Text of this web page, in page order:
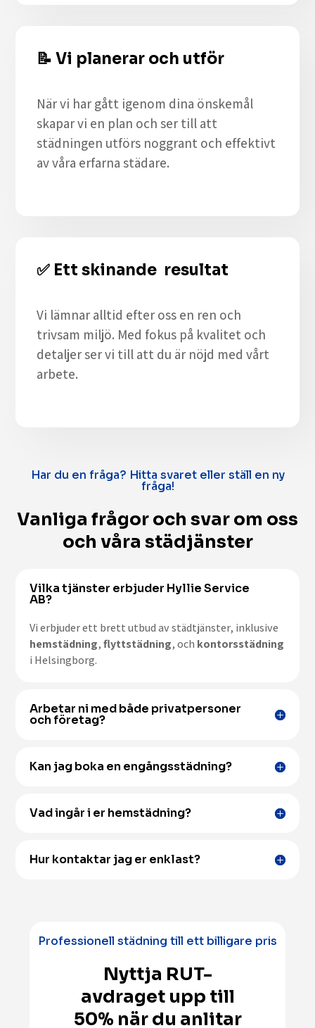
📝Vi planerar och utför
När vi har gått igenom dina önskemål
skapar vi en plan och ser till att
städningen utförs noggrant och effektivt
av våra erfarna städare.
✅ Ett skinande resultat
Vi lämnar alltid efter oss en ren och
trivsam miljö. Med fokus på kvalitet och
detaljer ser vi till att du är nöjd med vårt
arbete.
Har du en fråga? Hitta svaret eller ställ en ny
fråga!
Vanliga frågor och svar om oss
och våra städjänster
Vilka tjänster erbjuder Hyllie Service
AB?
Vi erbjuder ett brett utbud av städtjänster, inklusive
hemstädning,flyttstädning, och kontorsstädning
i Helsingborg.
Arbetar ni med både privatpersoner
och företag?
Kan jag boka en engångsstädning?
Vad ingår i er hemstädning?
Hur kontaktar jag er enklast?
Professionell städning till ett billigare pris
Nyttja RUT-
avdraget upp till
50% när du anlitar